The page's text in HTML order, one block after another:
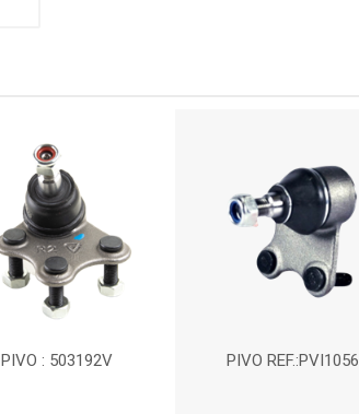
PIVO : 503192V PIVO REF.:PVI1056